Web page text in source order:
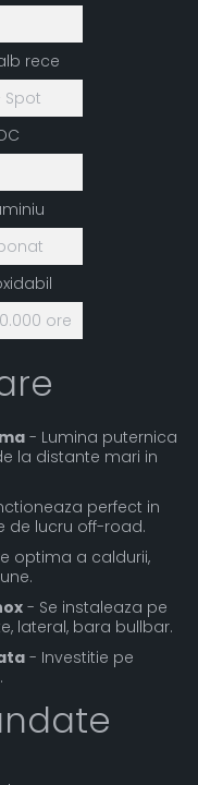
rece
Spot
ore
- Lumina puternica
la distante mari in
perfect in
de lucru off-road.
optima a caldurii,
- Se instaleaza pe
lateral, bara bullbar.
- Investitie pe